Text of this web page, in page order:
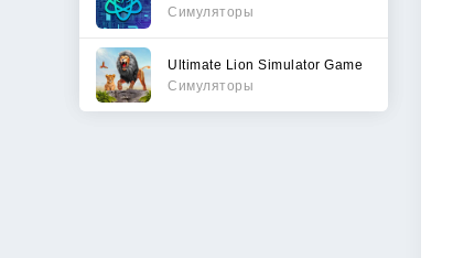
Симуляторы
Ultimate Lion Simulator Game
Симуляторы